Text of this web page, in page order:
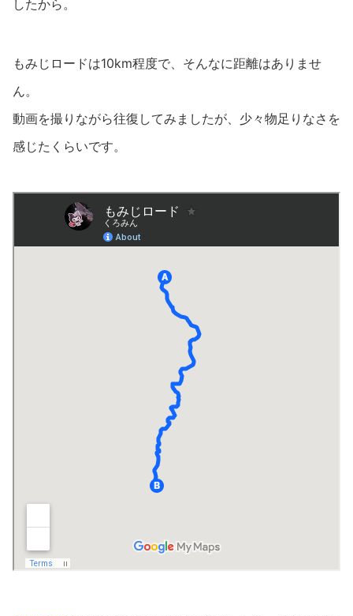
したから。
もみじロードは10km程度で、そんなに距離はありませ
ん。
動画を撮りながら往復してみましたが、少々物足りなさを
感じたくらいです。